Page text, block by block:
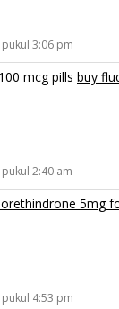
3:06 pm
mcg pills buy
2:40 am
5mg
4:53 pm